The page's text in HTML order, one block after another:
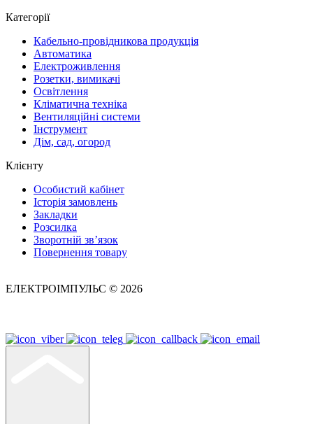
Категорії
Кабельно-провідникова продукція
Автоматика
Електроживлення
Розетки, вимикачі
Освітлення
Кліматична техніка
Вентиляційні системи
Інструмент
Дім, сад, огород
Клієнту
Особистий кабінет
Історія замовлень
Закладки
Розсилка
Зворотній зв’язок
Повернення товару
ЕЛЕКТРОІМПУЛЬС © 2026